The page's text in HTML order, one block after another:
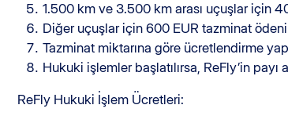
1.500 km ve 3.500 km arası uçuşlar için
Diğer uçuşlar için 600 EUR tazminat
Tazminat miktarına göre ücretlendirme
Hukuki işlemler başlatılırsa, ReFly’in payı
ReFly Hukuki İşlem Ücretleri: